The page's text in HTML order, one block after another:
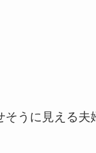
うに見える